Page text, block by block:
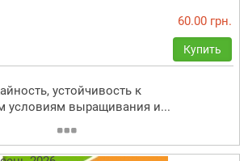
60.00 грн.
Купить
устойчивость к
условиям выращивания и...